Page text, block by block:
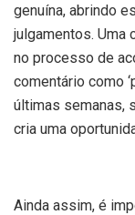
genuína, abrindo
julgamentos.
no processo de
comentário como
últimas semanas,
cria uma
Ainda assim, é